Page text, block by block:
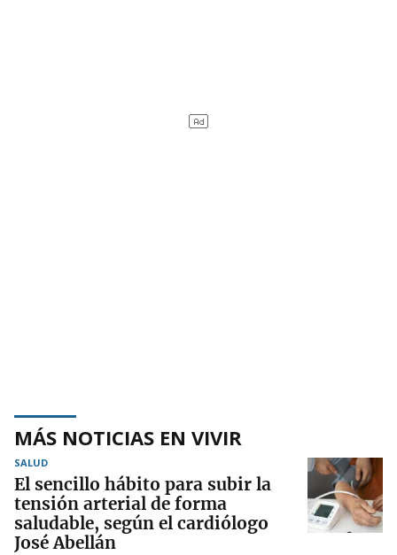
MÁS NOTICIAS EN VIVIR
SALUD
El sencillo hábito para subir la
tensión arterial de forma
saludable, según el cardiólogo
José Abellán